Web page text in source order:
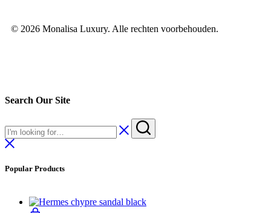
© 2026 Monalisa Luxury. Alle rechten voorbehouden.
Search Our Site
Popular Products